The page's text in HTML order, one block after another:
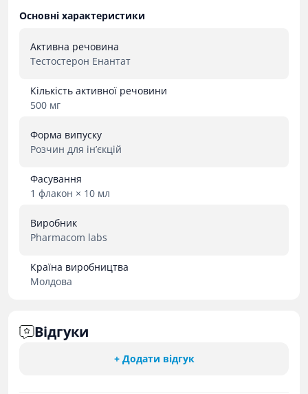
Основні характеристики
Активна речовина
Тестостерон Енантат
Кількість активної речовини
500 мг
Форма випуску
Розчин для ін’єкцій
Фасування
1 флакон × 10 мл
Виробник
Pharmacom labs
Країна виробництва
Молдова
Відгуки
+ Додати відгук